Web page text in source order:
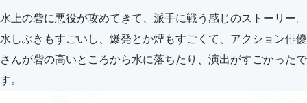
水上の砦に悪役が攻めてきて、派手に戦う感じのストーリー。
水しぶきもすごいし、爆発とか煙もすごくて、アクション俳優
さんが砦の高いところから水に落ちたり、演出がすごかったで
す。